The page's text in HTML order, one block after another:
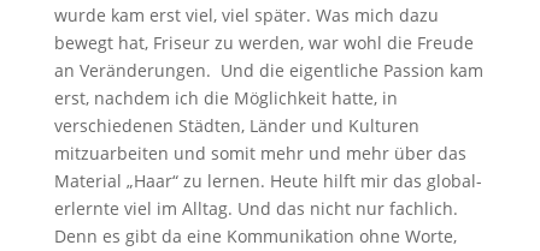
wurde kam erst viel, viel später. Was mich dazu
bewegt hat, Friseur zu werden, war wohl die Freude
an Veränderungen. Und die eigentliche Passion kam
erst, nachdem ich die Möglichkeit hatte, in
verschiedenen Städten, Länder und Kulturen
mitzuarbeiten und somit mehr und mehr über das
Material „Haar“ zu lernen. Heute hilft mir das global-
erlernte viel im Alltag. Und das nicht nur fachlich.
Denn es gibt da eine Kommunikation ohne Worte,